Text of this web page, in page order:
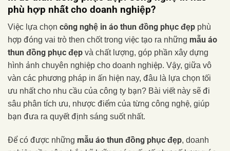
phù hợp nhất cho doanh nghiệp?
Việc lựa chọn công nghệ in áo thun đồng phục đẹp phù
hợp đóng vai trò then chốt trong việc tạo ra những mẫu áo
thun đồng phục đẹp và chất lượng, góp phần xây dựng
hình ảnh chuyên nghiệp cho doanh nghiệp. Vậy, giữa vô
vàn các phương pháp in ấn hiện nay, đâu là lựa chọn tối
ưu nhất cho nhu cầu của công ty bạn? Bài viết này sẽ đi
sâu phân tích ưu, nhược điểm của từng công nghệ, giúp
bạn đưa ra quyết định sáng suốt nhất.
Để có được những mẫu áo thun đồng phục đẹp, doanh